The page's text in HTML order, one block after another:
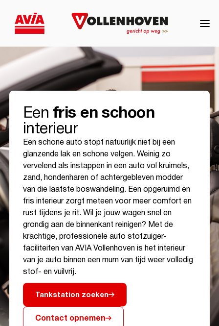
Een fris en schoon
interieur
Een schone auto stopt natuurlijk niet bij een
glanzende lak en schone velgen. Weinig zo
vervelend als instappen in een auto vol kruimels,
zand, hondenharen of achtergebleven modder
van die laatste boswandeling. Een opgeruimd en
fris interieur zorgt meteen voor meer comfort en
rust tijdens je rit. Wil je jouw wagen snel en
grondig aan de binnenkant reinigen? Met de
krachtige, professionele auto stofzuiger-
faciliteiten van AVIA Vollenhoven is het interieur
van je auto binnen een mum van tijd weer volledig
stof- en vuilvrij.
Tankstation zoeken
Contact opnemen